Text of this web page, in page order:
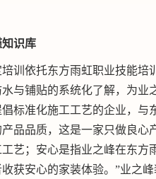
识库
训依托东方雨虹职业技能
与铺贴的系统化了解，为业
标准化施工工艺的企业，
品品质，这是一家只做良
艺；安心是指业之峰在东
获安心的家装体验。”业之